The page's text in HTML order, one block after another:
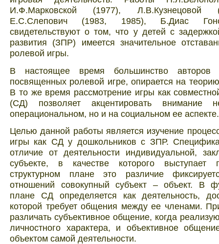
И.Ф.Марковской (1977), Л.В.Кузнецовой
Е.С.Слепович (1983, 1985), Б.Диас
свидетельствуют о том, что у детей с
развития (ЗПР) имеется значительное
ролевой игры.
В настоящее время большинство авторов
посвященных ролевой игре, опирается на
В то же время рассмотрение игры как
(СД) позволяет акцентировать внимание
операциональном, но и на социальном ее аспекте.
Целью данной работы является изучение
игры как СД у дошкольников с ЗПР.
отличие от деятельности индивидуальной,
субъекте, в качестве которого
структурном плане это различие
отношений совокупный субъект – объект. В
плане СД определяется как деятельность,
которой требует общения между ее членами.
различать субъективное общение, когда
личностного характера, и объективное
объектом самой деятельности.